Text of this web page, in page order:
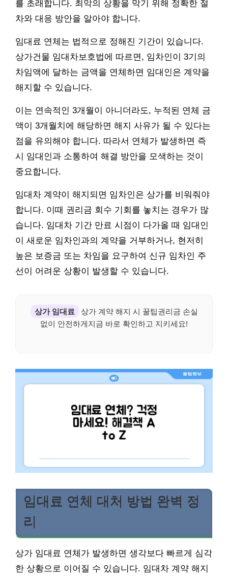
를 초래합니다. 최악의 상황을 막기 위해 정확한 절
차와 대응 방안을 알아야 합니다.
임대료 연체는 법적으로 정해진 기간이 있습니다.
상가건물 임대차보호법에 따르면, 임차인이 3기의
차임액에 달하는 금액을 연체하면 임대인은 계약을
해지할 수 있습니다.
이는 연속적인 3개월이 아니더라도, 누적된 연체 금
액이 3개월치에 해당하면 해지 사유가 될 수 있다는
점을 유의해야 합니다. 따라서 연체가 발생하면 즉
시 임대인과 소통하여 해결 방안을 모색하는 것이
중요합니다.
임대차 계약이 해지되면 임차인은 상가를 비워줘야
합니다. 이때 권리금 회수 기회를 놓치는 경우가 많
습니다. 임대차 기간 만료 시점이 다가올 때 임대인
이 새로운 임차인과의 계약을 거부하거나, 현저히
높은 보증금 또는 차임을 요구하여 신규 임차인 주
선이 어려운 상황이 발생할 수 있습니다.
상가 임대료
상가 계약 해지 시 꿀팁권리금 손실
없이 안전하게지금 바로 확인하고 지키세요!
임대료 연체 대처 방법 완벽 정
리
상가 임대료 연체가 발생하면 생각보다 빠르게 심각
한 상황으로 이어질 수 있습니다. 임대차 계약 해지